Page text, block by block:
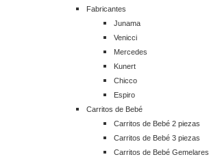
Fabricantes
Junama
Venicci
Mercedes
Kunert
Chicco
Espiro
Carritos de Bebé
Carritos de Bebé 2 piezas
Carritos de Bebé 3 piezas
Carritos de Bebé Gemelares